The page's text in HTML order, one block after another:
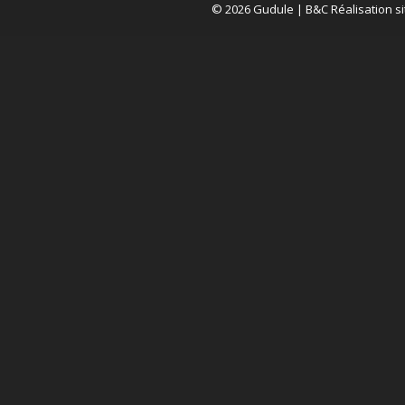
© 2026 Gudule | B&C Réalisation